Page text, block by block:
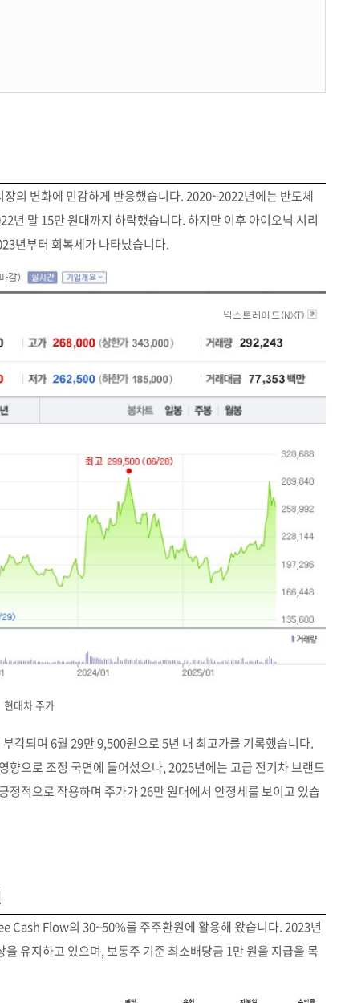
의 변화에 민감하게 반응했습니다. 2020~2022년에는 반도체
년 말 15만 원대까지 하락했습니다. 하지만 이후 아이오닉 시리
년부터 회복세가 나타났습니다.
현대차 주가
각되며 6월 29만 9,500원으로 5년 내 최고가를 기록했습니다.
향으로 조정 국면에 들어섰으나, 2025년에는 고급 전기차 브랜드
정적으로 작용하며 주가가 26만 원대에서 안정세를 보이고 있습
Cash Flow의 30~50%를 주주환원에 활용해 왔습니다. 2023년
유지하고 있으며, 보통주 기준 최소배당금 1만 원을 지급을 목